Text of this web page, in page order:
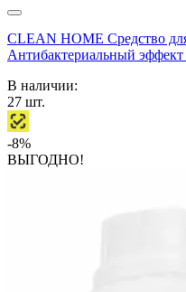
CLEAN HOME Средство
Антибактериальный
В наличии:
27 шт.
-8%
ВЫГОДНО!